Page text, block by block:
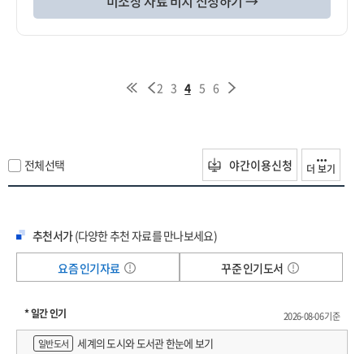
2 3 4 5 6
전체선택 야간이용신청 더 보기
추천서가(다양한 추천 자료를 만나보세요)
요즘 인기자료
꾸준 인기도서
* 일간 인기
2026-08-06 기준
일반도서
세계의 도시와 도서관 한눈에 보기